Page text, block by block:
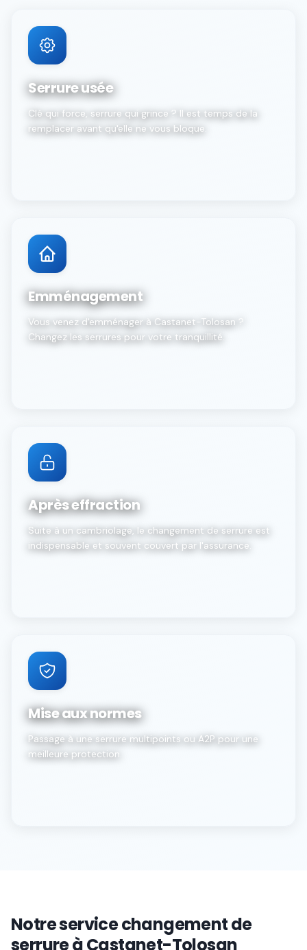
Serrure usée
Clé qui force, serrure qui grince ? Il est temps de la
remplacer avant qu'elle ne vous bloque.
Emménagement
Vous venez d'emménager à Castanet-Tolosan ?
Changez les serrures pour votre tranquillité.
Après effraction
Suite à un cambriolage, le changement de serrure est
indispensable et souvent couvert par l'assurance.
Mise aux normes
Passage à une serrure multipoints ou A2P pour une
meilleure protection.
Notre service changement de
serrure à Castanet-Tolosan